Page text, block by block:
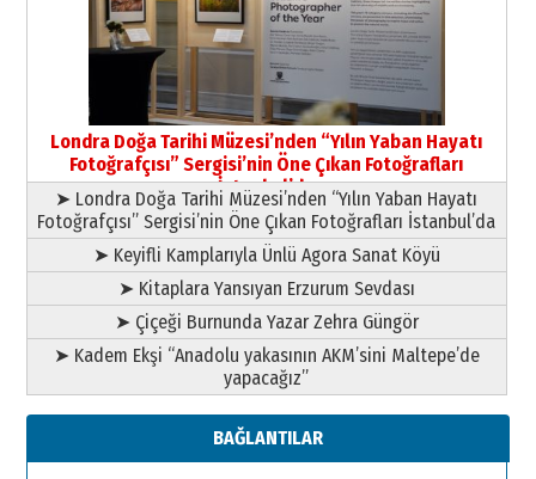
HAVVA’NIN ÜÇ KIZI
09 Temmuz 2026 Perşembe
Yusuf POLAT
Şampiyonluk Sebahattin Şirin’e
yazar
11 Mayıs 2026 Pazartesi
Londra Doğa Tarihi Müzesi’nden “Yılın Yaban Hayatı
Fotoğrafçısı” Sergisi’nin Öne Çıkan Fotoğrafları
İstanbul’da
➤ Londra Doğa Tarihi Müzesi’nden “Yılın Yaban Hayatı
Fotoğrafçısı” Sergisi’nin Öne Çıkan Fotoğrafları İstanbul’da
➤ Keyifli Kamplarıyla Ünlü Agora Sanat Köyü
➤ Kitaplara Yansıyan Erzurum Sevdası
➤ Çiçeği Burnunda Yazar Zehra Güngör
➤ Kadem Ekşi “Anadolu yakasının AKM’sini Maltepe’de
yapacağız”
BAĞLANTILAR